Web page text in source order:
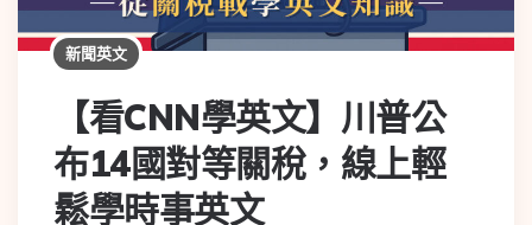
新聞英文
【看CNN學英文】川普公
布14國對等關稅，線上輕
鬆學時事英文